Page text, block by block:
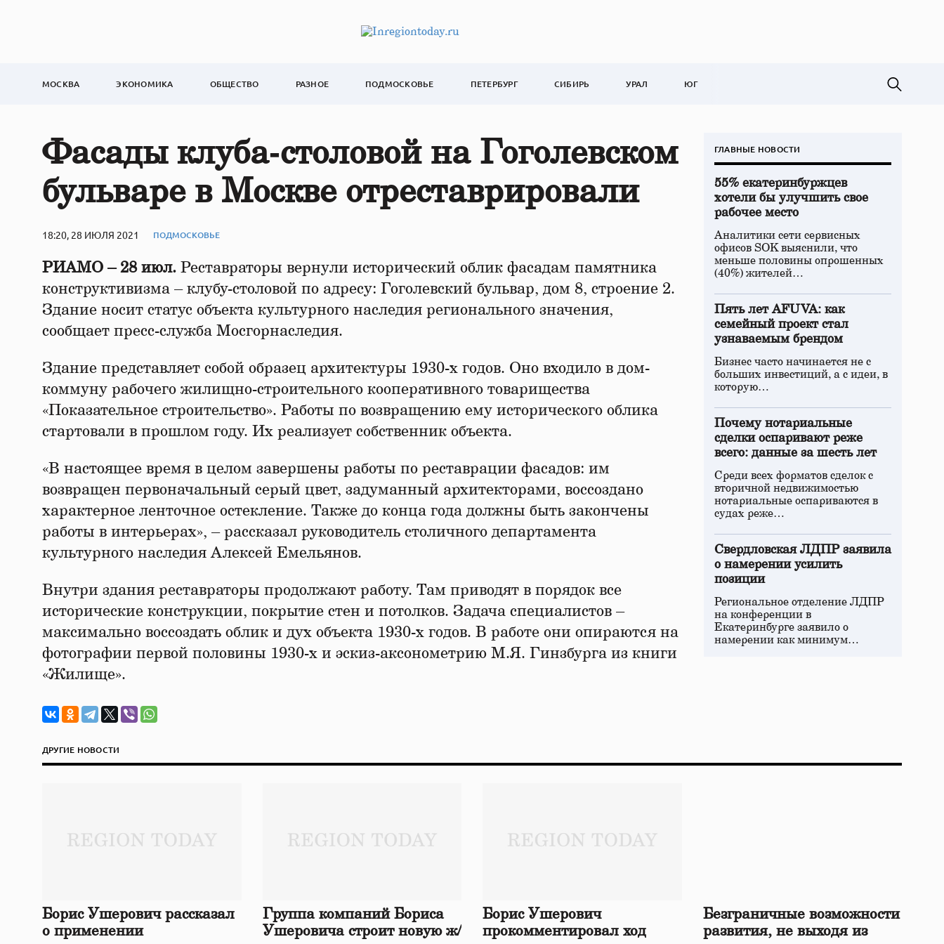
МОСКВА ЭКОНОМИКА ОБЩЕСТВО РАЗНОЕ ПОДМОСКОВЬЕ ПЕТЕРБУРГ СИБИРЬ УРАЛ ЮГ
Фасады клуба‑столовой на Гоголевском
бульваре в Москве отреставрировали
18:20, 28 ИЮЛЯ 2021 ПОДМОСКОВЬЕ
РИАМО – 28 июл. Реставраторы вернули исторический облик фасадам памятника
конструктивизма – клубу-столовой по адресу: Гоголевский бульвар, дом 8, строение 2.
Здание носит статус объекта культурного наследия регионального значения,
сообщает пресс-служба Мосгорнаследия.
Здание представляет собой образец архитектуры 1930-х годов. Оно входило в дом-
коммуну рабочего жилищно-строительного кооперативного товарищества
«Показательное строительство». Работы по возвращению ему исторического облика
стартовали в прошлом году. Их реализует собственник объекта.
«В настоящее время в целом завершены работы по реставрации фасадов: им
возвращен первоначальный серый цвет, задуманный архитекторами, воссоздано
характерное ленточное остекление. Также до конца года должны быть закончены
работы в интерьерах», – рассказал руководитель столичного департамента
культурного наследия Алексей Емельянов.
Внутри здания реставраторы продолжают работу. Там приводят в порядок все
исторические конструкции, покрытие стен и потолков. Задача специалистов –
максимально воссоздать облик и дух объекта 1930-х годов. В работе они опираются на
фотографии первой половины 1930-х и эскиз-аксонометрию М.Я. Гинзбурга из книги
«Жилище».
ГЛАВНЫЕ НОВОСТИ
55% екатеринбуржцев
хотели бы улучшить свое
рабочее место
Аналитики сети сервисных
офисов SOK выяснили, что
меньше половины опрошенных
(40%) жителей…
Пять лет AFUVA: как
семейный проект стал
узнаваемым брендом
Бизнес часто начинается не с
больших инвестиций, а с идеи, в
которую…
Почему нотариальные
сделки оспаривают реже
всего: данные за шесть лет
Среди всех форматов сделок с
вторичной недвижимостью
нотариальные оспариваются в
судах реже…
Свердловская ЛДПР заявила
о намерении усилить
позиции
Региональное отделение ЛДПР
на конференции в
Екатеринбурге заявило о
намерении как минимум…
ДРУГИЕ НОВОСТИ
Борис Ушерович рассказал
о применении
Группа компаний Бориса
Ушеровича строит новую ж/
Борис Ушерович
прокомментировал ход
Безграничные возможности
развития, не выходя из